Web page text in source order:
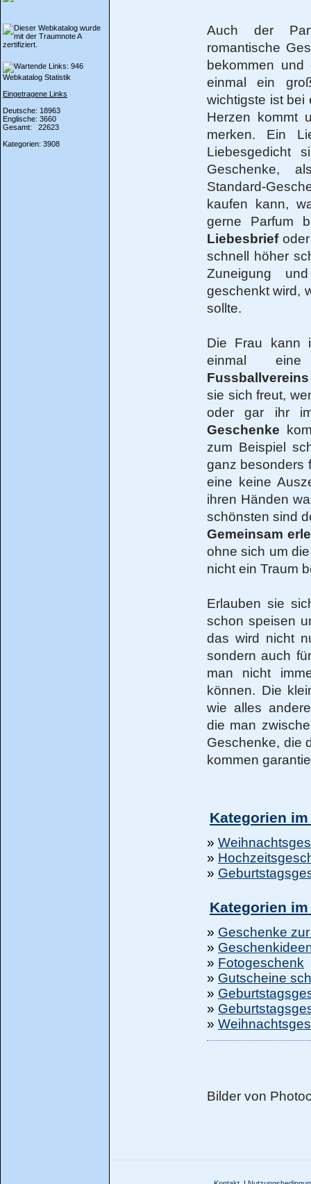
Webkatalog Statistik
Eingetragene Links
Deutsche: 18963
Englische: 3660
Gesamt: 22623
Kategorien: 3908
Auch der
romantische
bekommen
einmal ein
wichtigste ist bei
Herzen kommt
merken. Ein
Liebesgedicht
Geschenke,
Standard-
kaufen kann,
gerne Parfum
Liebesbriefoder
schnell höher
Zuneigung
geschenkt wird,
sollte.
Die Frau kann
einmal
Fussballvereins
sie sich freut,
oder gar ihr
Geschenke
zum Beispiel
ganz besonders
eine keine
ihren Händen
schönsten sind
Gemeinsam
ohne sich um
nicht ein Traum
Erlauben sie
schon speisen
das wird nicht
sondern auch
man nicht
können. Die
wie alles
die man
Geschenke, die
kommen
Kategorien
»
»
»
Kategorien
» Geschenke
»
» Fotogeschenk
» Gutscheine
»
»
»
Bilder von